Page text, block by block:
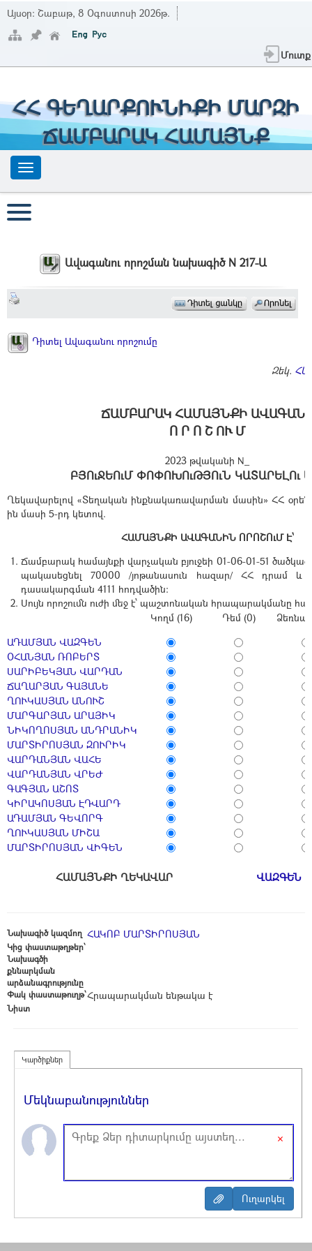
Այսօր: Շաբաթ, 8 Օգոստոսի 2026թ.
Մուտք
ՀՀ ԳԵՂԱՐՔՈՒՆԻՔԻ ՄԱՐԶԻ
ՃԱՄԲԱՐԱԿ ՀԱՄԱՅՆՔ
Ավագանու որոշման նախագիծ N 217-Ա
Դիտել Ավագանու որոշումը
Զեկ.
ՃԱՄԲԱՐԱԿ ՀԱՄԱՅՆՔԻ
Ո Ր Ո Շ ՈՒ Մ
2023 թվականի N_
ԲՅՈւՋԵՈւՄ ՓՈՓՈԽՈւԹՅՈւՆ ԿԱՏԱՐԵԼՈւ
Ղեկավարելով «Տեղական ինքնակառավարման մասին» ՀՀ
ին մասի 5-րդ կետով.
ՀԱՄԱՅՆՔԻ ԱՎԱԳԱՆԻՆ ՈՐՈՇՈւՄ Է՝
Ճամբարակ համայնքի վարչական բյուջեի 01-06-01-51
պակասեցնել 70000 /յոթանասուն հազար/ ՀՀ դրամ և
դասակարգման 4111 հոդվածին:
Սույն որոշումն ուժի մեջ է՝ պաշտոնական հրապարակմանը
Կողմ (16)
Դեմ (0)
ԱԴԱՄՅԱՆ ՎԱԶԳԵՆ
ՕՀԱՆՅԱՆ ՌՈԲԵՐՏ
ՍԱՐԻԲԵԿՅԱՆ ՎԱՐԴԱՆ
ՃԱՂԱՐՅԱՆ ԳԱՅԱՆԵ
ՂՈՒԿԱՍՅԱՆ ԱՆՈՒՇ
ՄԱՐԳԱՐՅԱՆ ԱՐԱՅԻԿ
ՆԻԿՈՂՈՍՅԱՆ ԱՆԴՐԱՆԻԿ
ՄԱՐՏԻՐՈՍՅԱՆ ԶՈՒՐԻԿ
ՎԱՐԴԱՆՅԱՆ ՎԱՀԵ
ՎԱՐԴԱՆՅԱՆ ՎՐԵԺ
ԳԱԳՅԱՆ ԱՇՈՏ
ԿԻՐԱԿՈՍՅԱՆ ԷԴՎԱՐԴ
ԱԴԱՄՅԱՆ ԳԵՎՈՐԳ
ՂՈՒԿԱՍՅԱՆ ՄԻՇԱ
ՄԱՐՏԻՐՈՍՅԱՆ ՎԻԳԵՆ
ՀԱՄԱՅՆՔԻ ՂԵԿԱՎԱՐ ՎԱԶԳԵՆ
Նախագիծ կազմող ՀԱԿՈԲ ՄԱՐՏԻՐՈՍՅԱՆ
Կից փաստաթղթեր՝
Նախագծի
քննարկման
արձանագրությունը
Փակ փաստաթուղթ՝Հրապարակման ենթակա է
Նիստ
Կարծիքներ
Մեկնաբանություններ
×